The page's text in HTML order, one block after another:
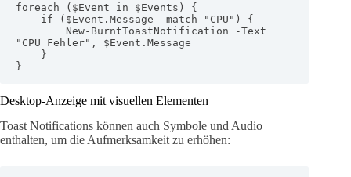
foreach ($Event in $Events) {
"CPU Fehler", $Event.Message
}
Desktop-Anzeige mit visuellen Elementen
Toast Notifications können auch Symbole und Audio
enthalten, um die Aufmerksamkeit zu erhöhen: